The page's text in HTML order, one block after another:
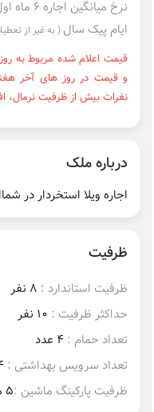
نرخ میانگین اجاره ۶ ماه اول سال
ایام پیک سال ( به غیر از
قیمت اعلام شده مربوط به
و قیمت در روز های آخر
نفرات بیش از ظرفیت نرمال،
درباره ملک
اجاره ویلا استخردار در
ظرفیت
ظرفیت استاندارد : 8 نفر
حداکثر ظرفیت : 10 نفر
تعداد حمام : 4 عدد
تعداد سرویس بهداشتی : 4
ظرفیت پارکینگ ماشین :5 ماشین